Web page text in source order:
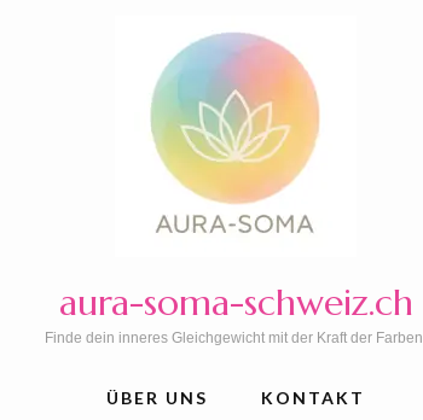
aura-soma-schweiz.ch
Finde dein inneres Gleichgewicht mit der Kraft der Farben.
ÜBER UNS KONTAKT